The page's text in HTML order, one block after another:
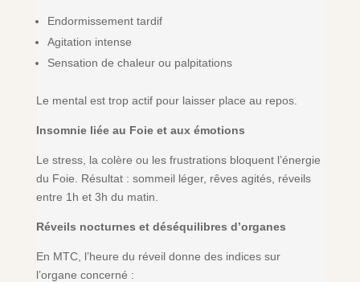
Endormissement tardif
Agitation intense
Sensation de chaleur ou palpitations
Le mental est trop actif pour laisser place au repos.
Insomnie liée au Foie et aux émotions
Le stress, la colère ou les frustrations bloquent l’énergie
du Foie. Résultat : sommeil léger, rêves agités, réveils
entre 1h et 3h du matin.
Réveils nocturnes et déséquilibres d’organes
En MTC, l’heure du réveil donne des indices sur
l’organe concerné :